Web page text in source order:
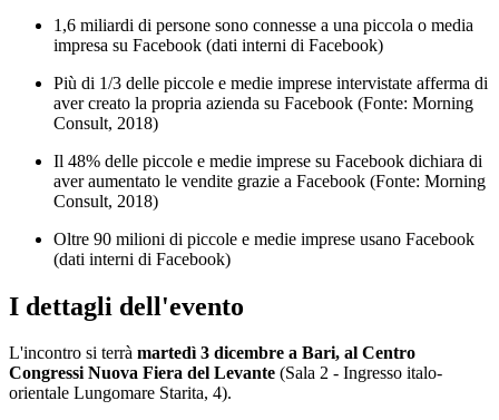
1,6 miliardi di persone sono connesse a una piccola o media
impresa su Facebook (dati interni di Facebook)
Più di 1/3 delle piccole e medie imprese intervistate afferma di
aver creato la propria azienda su Facebook (Fonte: Morning
Consult, 2018)
Il 48% delle piccole e medie imprese su Facebook dichiara di
aver aumentato le vendite grazie a Facebook (Fonte: Morning
Consult, 2018)
Oltre 90 milioni di piccole e medie imprese usano Facebook
(dati interni di Facebook)
I dettagli dell'evento
L'incontro si terrà martedì 3 dicembre a Bari, al Centro
Congressi Nuova Fiera del Levante (Sala 2 - Ingresso italo-
orientale Lungomare Starita, 4).